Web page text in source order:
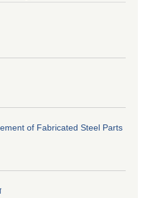
of Fabricated Steel Parts